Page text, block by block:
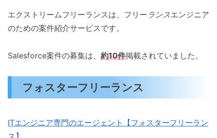
エクストリームフリーランスは、フリー ランスエンジニア
のための案件紹介サービスです。
Salesforce案件の募集は、 約10件掲載されていました。
フォスターフリーランス
ITエンジニア専門のエージェント【フォスターフリーラン
ス】